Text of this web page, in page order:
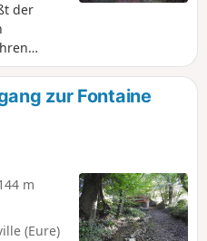
der
Hecken
zur Fontaine
m
(Eure)